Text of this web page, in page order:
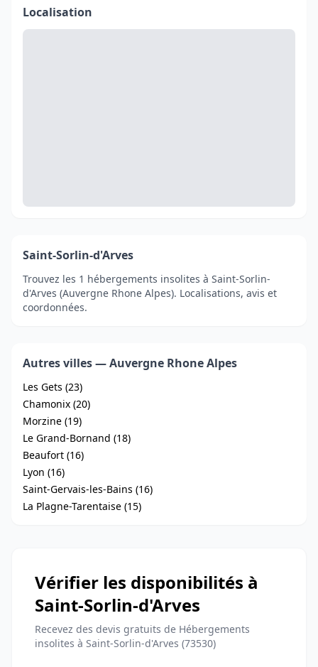
Localisation
Saint-Sorlin-d'Arves
Trouvez les 1 hébergements insolites à Saint-Sorlin-
d'Arves (Auvergne Rhone Alpes). Localisations, avis et
coordonnées.
Autres villes — Auvergne Rhone Alpes
Les Gets (23)
Chamonix (20)
Morzine (19)
Le Grand-Bornand (18)
Beaufort (16)
Lyon (16)
Saint-Gervais-les-Bains (16)
La Plagne-Tarentaise (15)
Vérifier les disponibilités à
Saint-Sorlin-d'Arves
Recevez des devis gratuits de Hébergements
insolites à Saint-Sorlin-d'Arves (73530)